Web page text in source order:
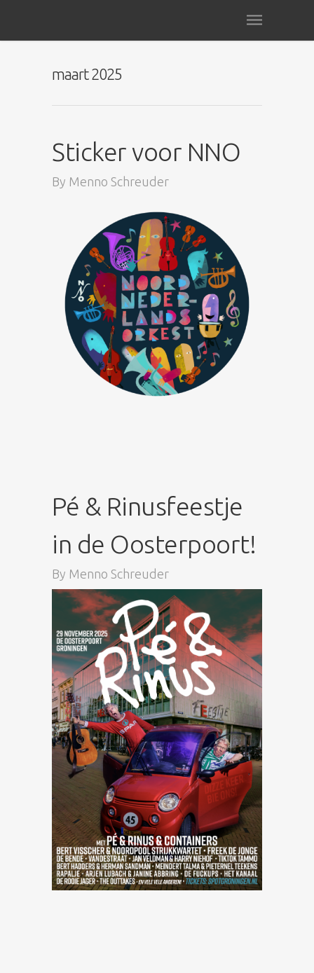
maart 2025
Sticker voor NNO
By Menno Schreuder
Pé & Rinusfeestje
in de Oosterpoort!
By Menno Schreuder